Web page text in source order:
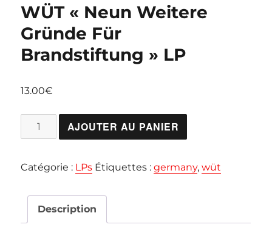
WÜT « Neun Weitere
Gründe Für
Brandstiftung » LP
13.00€
quantité
de
"Neun
Gründe
Für
AJOUTER AU PANIER
Catégorie : LPs Étiquettes :germany,wüt
Description